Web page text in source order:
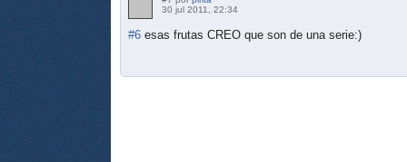
30 jul 2011, 22:34
#6 esas frutas CREO que son de una serie:)